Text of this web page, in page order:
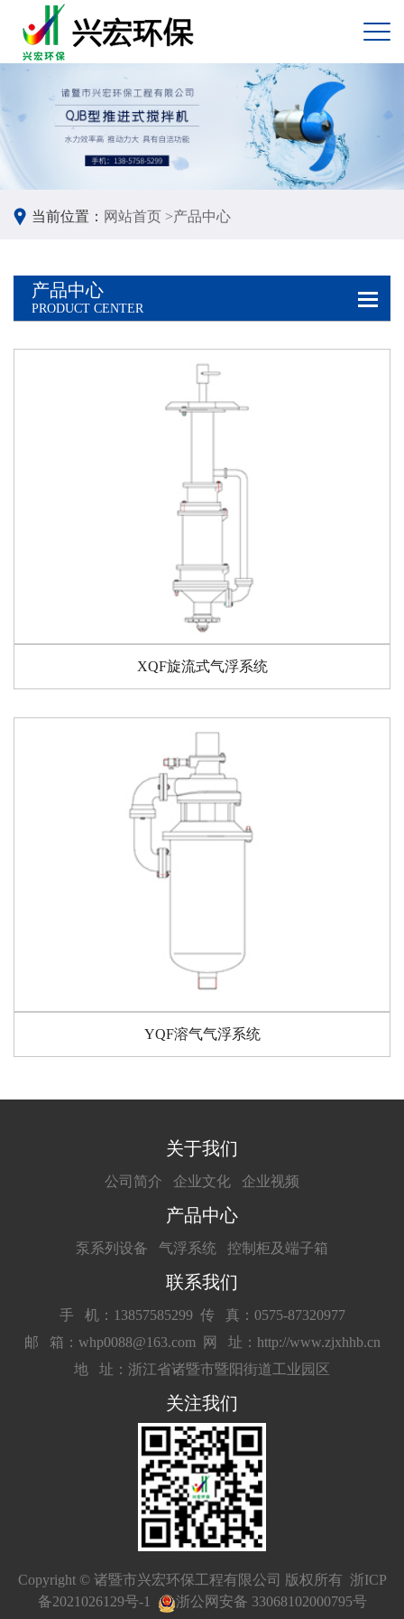
当前位置： 网站首页 >产品中心
产品中心
PRODUCT CENTER
XQF旋流式气浮系统
YQF溶气气浮系统
关于我们
公司简介 企业文化 企业视频
产品中心
泵系列设备 气浮系统 控制柜及端子箱
联系我们
手 机：13857585299 传 真：0575-87320977
邮 箱：whp0088@163.com
网 址：http://www.zjxhhb.cn
地 址：浙江省诸暨市暨阳街道工业园区
关注我们
Copyright © 诸暨市兴宏环保工程有限公司 版权所有 浙ICP
备2021026129号-1
浙公网安备 33068102000795号